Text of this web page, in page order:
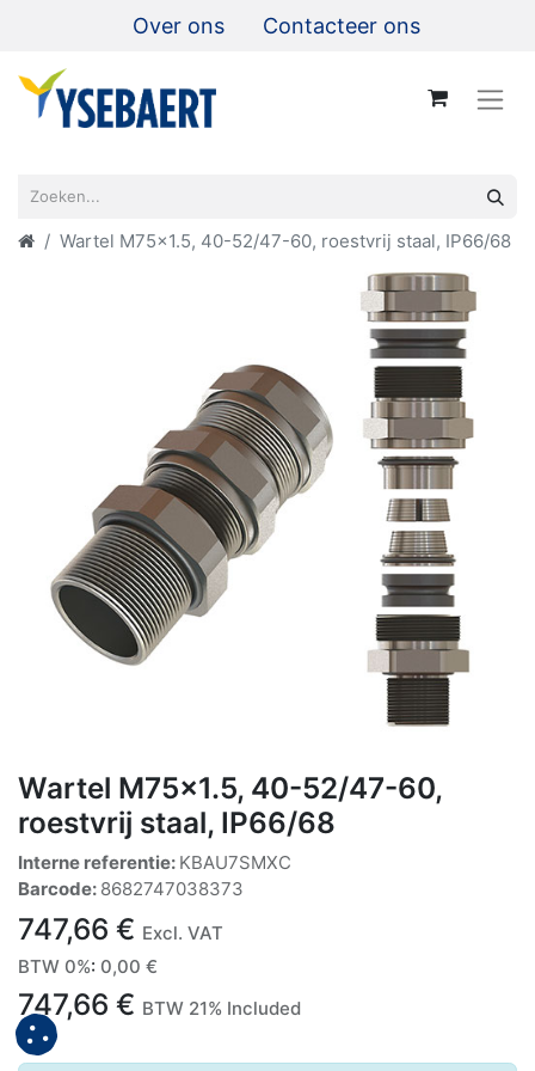
Over ons Contacteer ons
Wartel M75x1.5, 40-52/47-60, roestvrij staal, IP66/68
Wartel M75x1.5, 40-52/47-60,
roestvrij staal, IP66/68
Interne referentie: KBAU7SMXC
Barcode: 8682747038373
747,66 € Excl. VAT
BTW 0%: 0,00 €
747,66 € BTW 21% Included